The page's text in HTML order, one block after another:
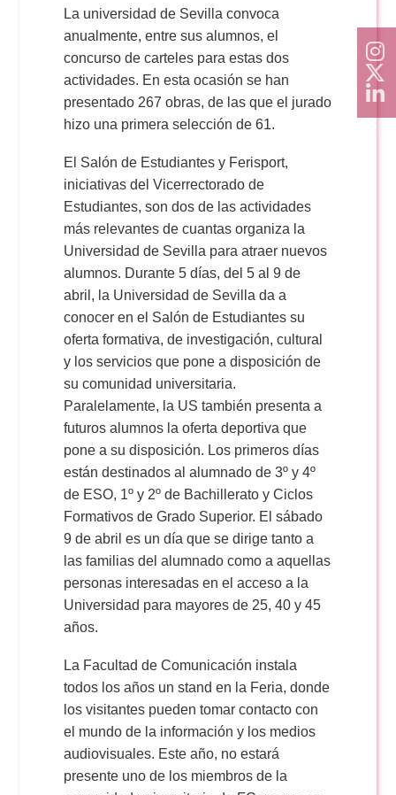
La universidad de Sevilla convoca
anualmente, entre sus alumnos, el
concurso de carteles para estas dos
actividades. En esta ocasión se han
presentado 267 obras, de las que el jurado
hizo una primera selección de 61.
El Salón de Estudiantes y Ferisport,
iniciativas del Vicerrectorado de
Estudiantes, son dos de las actividades
más relevantes de cuantas organiza la
Universidad de Sevilla para atraer nuevos
alumnos. Durante 5 días, del 5 al 9 de
abril, la Universidad de Sevilla da a
conocer en el Salón de Estudiantes su
oferta formativa, de investigación, cultural
y los servicios que pone a disposición de
su comunidad universitaria.
Paralelamente, la US también presenta a
futuros alumnos la oferta deportiva que
pone a su disposición. Los primeros días
están destinados al alumnado de 3º y 4º
de ESO, 1º y 2º de Bachillerato y Ciclos
Formativos de Grado Superior. El sábado
9 de abril es un día que se dirige tanto a
las familias del alumnado como a aquellas
personas interesadas en el acceso a la
Universidad para mayores de 25, 40 y 45
años.
La Facultad de Comunicación instala
todos los años un stand en la Feria, donde
los visitantes pueden tomar contacto con
el mundo de la información y los medios
audiovisuales. Este año, no estará
presente uno de los miembros de la